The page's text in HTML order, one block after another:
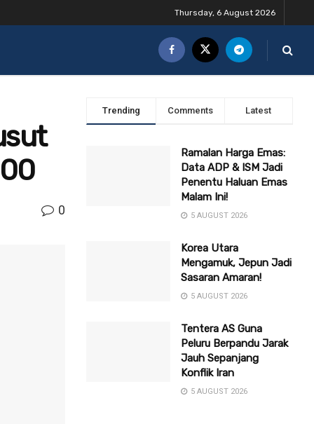
Thursday, 6 August 2026
0
Trending Comments Latest
Ramalan Harga Emas:
Data ADP & ISM Jadi
Penentu Haluan Emas
Malam Ini!
5 AUGUST 2026
Korea Utara
Mengamuk, Jepun Jadi
Sasaran Amaran!
5 AUGUST 2026
Tentera AS Guna
Peluru Berpandu Jarak
Jauh Sepanjang
Konflik Iran
5 AUGUST 2026